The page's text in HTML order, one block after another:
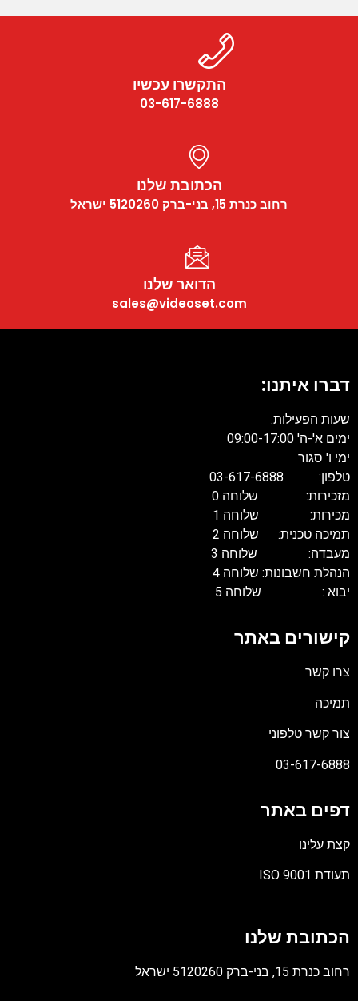
התקשרו עכשיו
03-617-6888
הכתובת שלנו
רחוב כנרת 15, בני-ברק 5120260 ישראל
הדואר שלנו
sales@videoset.com
דברו איתנו:
שעות הפעילות:
ימים א'-ה' 09:00-17:00
ימי ו' סגור
טלפון: 03-617-6888
מזכירות: שלוחה 0
מכירות: שלוחה 1
תמיכה טכנית: שלוחה 2
מעבדה: שלוחה 3
הנהלת חשבונות: שלוחה 4
יבוא : שלוחה 5
קישורים באתר
צרו קשר
תמיכה
צור קשר טלפוני
03-617-6888
דפים באתר
קצת עלינו
תעודת ISO 9001
PDF
הכתובת שלנו
רחוב כנרת 15, בני-ברק 5120260 ישראל